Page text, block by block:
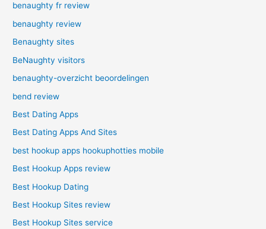
benaughty fr review
benaughty review
Benaughty sites
BeNaughty visitors
benaughty-overzicht beoordelingen
bend review
Best Dating Apps
Best Dating Apps And Sites
best hookup apps hookuphotties mobile
Best Hookup Apps review
Best Hookup Dating
Best Hookup Sites review
Best Hookup Sites service